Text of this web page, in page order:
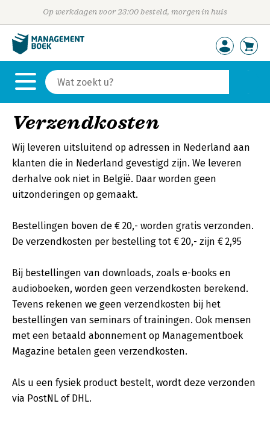
Op werkdagen voor 23:00 besteld, morgen in huis
Verzendkosten
Wij leveren uitsluitend op adressen in Nederland aan
klanten die in Nederland gevestigd zijn. We leveren
derhalve ook niet in België. Daar worden geen
uitzonderingen op gemaakt.
Bestellingen boven de € 20,- worden gratis verzonden.
De verzendkosten per bestelling tot € 20,- zijn € 2,95
Bij bestellingen van downloads, zoals e-books en
audioboeken, worden geen verzendkosten berekend.
Tevens rekenen we geen verzendkosten bij het
bestellingen van seminars of trainingen. Ook mensen
met een betaald abonnement op Managementboek
Magazine betalen geen verzendkosten.
Als u een fysiek product bestelt, wordt deze verzonden
via PostNL of DHL.